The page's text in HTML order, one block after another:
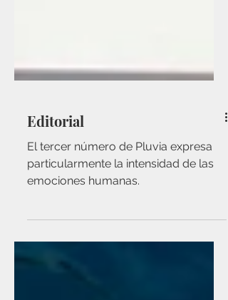
Editorial
El tercer número de Pluvia expresa
particularmente la intensidad de las